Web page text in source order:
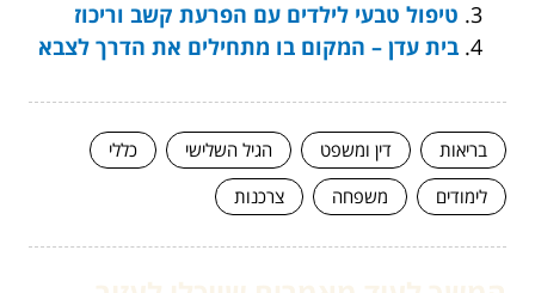
טיפול טבעי לילדים עם הפרעת קשב וריכוז
בית עדן – המקום בו מתחילים את הדרך לצבא
בריאות דין ומשפט הגיל השלישי
כללי
לימודים
משפחה צרכנות